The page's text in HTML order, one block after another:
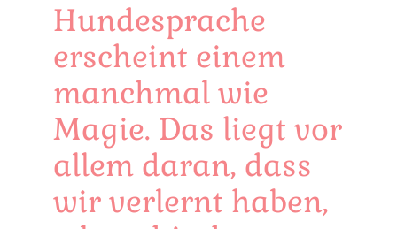
Hundesprache
erscheint einem
manchmal wie
Magie. Das liegt vor
allem daran, dass
wir verlernt haben,